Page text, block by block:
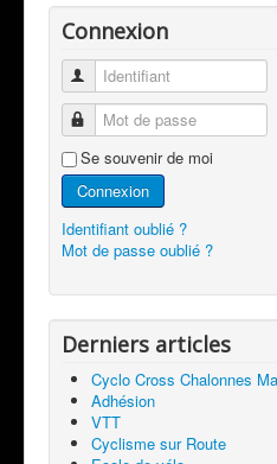
Connexion
Identifiant
Mot de passe
Se souvenir de moi
Connexion
Identifiant oublié ?
Mot de passe oublié ?
Derniers articles
Cyclo Cross Chalonnes
Adhésion
VTT
Cyclisme sur Route